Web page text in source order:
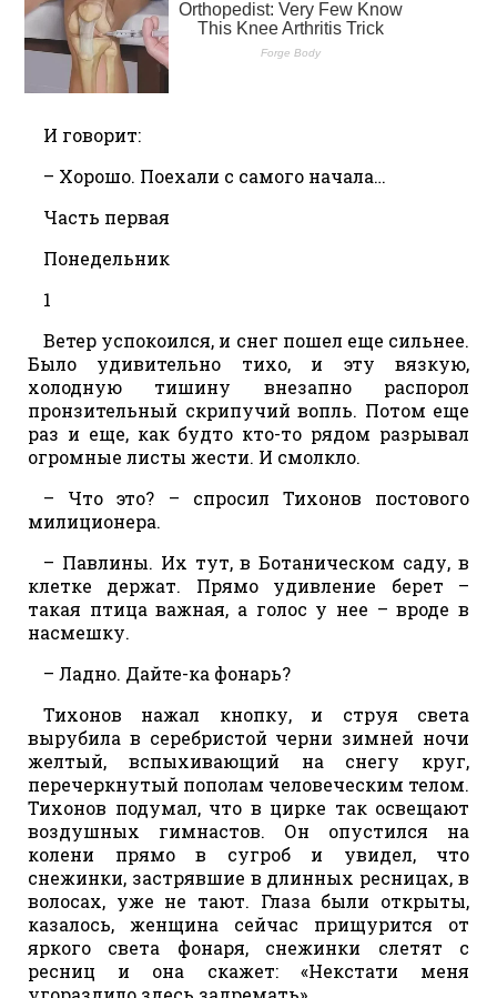
И говорит:
– Хорошо. Поехали с самого начала…
Часть первая
Понедельник
1
Ветер успокоился, и снег пошел еще сильнее.
Было удивительно тихо, и эту вязкую,
холодную тишину внезапно распорол
пронзительный скрипучий вопль. Потом еще
раз и еще, как будто кто-то рядом разрывал
огромные листы жести. И смолкло.
– Что это? – спросил Тихонов постового
милиционера.
– Павлины. Их тут, в Ботаническом саду, в
клетке держат. Прямо удивление берет –
такая птица важная, а голос у нее – вроде в
насмешку.
– Ладно. Дайте-ка фонарь?
Тихонов нажал кнопку, и струя света
вырубила в серебристой черни зимней ночи
желтый, вспыхивающий на снегу круг,
перечеркнутый пополам человеческим телом.
Тихонов подумал, что в цирке так освещают
воздушных гимнастов. Он опустился на
колени прямо в сугроб и увидел, что
снежинки, застрявшие в длинных ресницах, в
волосах, уже не тают. Глаза были открыты,
казалось, женщина сейчас прищурится от
яркого света фонаря, снежинки слетят с
ресниц и она скажет: «Некстати меня